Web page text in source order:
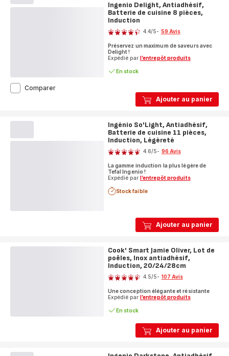
Ajouter au panier
Ingenio Delight, Antiadhésif,
Batterie de cuisine 8 pièces,
Induction
Note
4.4/5- 59 Avis
Préservez un maximum de saveurs avec
Delight !
Expédié par l’entrepôt produits
En stock
ComparerIngenio
Ajouter au panier
Ingénio So'Light, Antiadhésif,
Batterie de cuisine 11 pièces,
Induction, Légèreté
Note
4.6/5- 96 Avis
La gamme induction la plus légère de
Tefal Ingenio !
Expédié par l’entrepôt produits
Stock faible
Ajouter au panier
Cook' Smart Jamie Oliver, Lot de
poêles, Inox antiadhésif,
Induction, 20/24/28cm
Note
4.5/5- 107 Avis
Une conception élégante et résistante
Expédié par l’entrepôt produits
En stock